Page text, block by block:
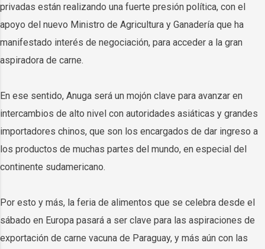
privadas están realizando una fuerte presión política, con el
apoyo del nuevo Ministro de Agricultura y Ganadería que ha
manifestado interés de negociación, para acceder a la gran
aspiradora de carne.
En ese sentido, Anuga será un mojón clave para avanzar en
intercambios de alto nivel con autoridades asiáticas y grandes
importadores chinos, que son los encargados de dar ingreso a
los productos de muchas partes del mundo, en especial del
continente sudamericano.
Por esto y más, la feria de alimentos que se celebra desde el
sábado en Europa pasará a ser clave para las aspiraciones de
exportación de carne vacuna de Paraguay, y más aún con las